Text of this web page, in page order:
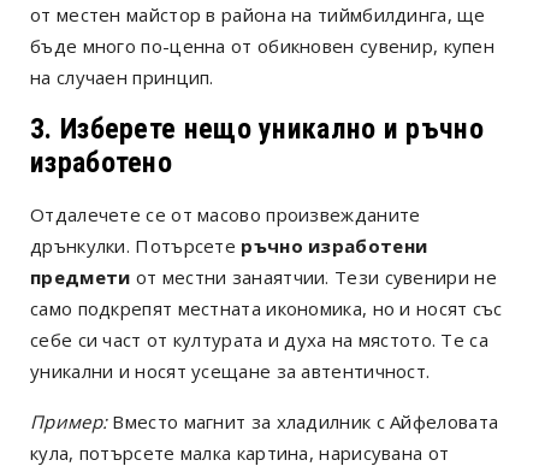
от местен майстор в района на тиймбилдинга, ще
бъде много по-ценна от обикновен сувенир, купен
на случаен принцип.
3. Изберете нещо уникално и ръчно
изработено
Отдалечете се от масово произвежданите
дрънкулки. Потърсете ръчно изработени
предмети от местни занаятчии. Тези сувенири не
само подкрепят местната икономика, но и носят със
себе си част от културата и духа на мястото. Те са
уникални и носят усещане за автентичност.
Пример:Вместо магнит за хладилник с Айфеловата
кула, потърсете малка картина, нарисувана от